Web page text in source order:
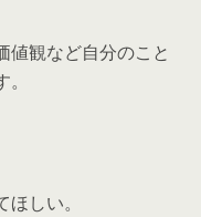
値観など自分のこと
しい。